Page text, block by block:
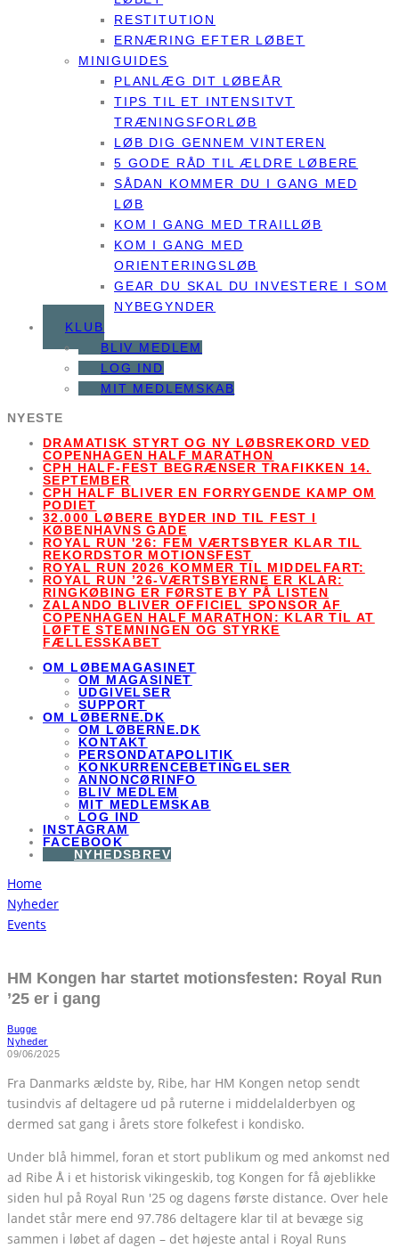
RESTITUTION
ERNÆRING EFTER LØBET
MINIGUIDES
PLANLÆG DIT LØBEÅR
TIPS TIL ET INTENSITVT
TRÆNINGSFORLØB
LØB DIG GENNEM VINTEREN
5 GODE RÅD TIL ÆLDRE LØBERE
SÅDAN KOMMER DU I GANG MED
LØB
KOM I GANG MED TRAILLØB
KOM I GANG MED
ORIENTERINGSLØB
GEAR DU SKAL DU INVESTERE I SOM
NYBEGYNDER
KLUB
BLIV MEDLEM
LOG IND
MIT MEDLEMSKAB
NYESTE
DRAMATISK STYRT OG NY LØBSREKORD VED
COPENHAGEN HALF MARATHON
CPH HALF-FEST BEGRÆNSER TRAFIKKEN 14.
SEPTEMBER
CPH HALF BLIVER EN FORRYGENDE KAMP OM
PODIET
32.000 LØBERE BYDER IND TIL FEST I
KØBENHAVNS GADE
ROYAL RUN '26: FEM VÆRTSBYER KLAR TIL
REKORDSTOR MOTIONSFEST
ROYAL RUN 2026 KOMMER TIL MIDDELFART:
ROYAL RUN ’26-VÆRTSBYERNE ER KLAR:
RINGKØBING ER FØRSTE BY PÅ LISTEN
ZALANDO BLIVER OFFICIEL SPONSOR AF
COPENHAGEN HALF MARATHON: KLAR TIL AT
LØFTE STEMNINGEN OG STYRKE
FÆLLESSKABET
OM LØBEMAGASINET
OM MAGASINET
UDGIVELSER
SUPPORT
OM LØBERNE.DK
OM LØBERNE.DK
KONTAKT
PERSONDATAPOLITIK
KONKURRENCEBETINGELSER
ANNONCØRINFO
BLIV MEDLEM
MIT MEDLEMSKAB
LOG IND
INSTAGRAM
FACEBOOK
NYHEDSBREV
Home
Nyheder
Events
HM Kongen har startet motionsfesten: Royal Run
’25 er i gang
Bugge
Nyheder
09/06/2025
Fra Danmarks ældste by, Ribe, har HM Kongen netop sendt
tusindvis af deltagere ud på ruterne i middelalderbyen og
dermed sat gang i årets store folkefest i kondisko.
Under blå himmel, foran et stort publikum og med ankomst ned
ad Ribe Å i et historisk vikingeskib, tog Kongen for få øjeblikke
siden hul på Royal Run '25 og dagens første distance. Over hele
landet står mere end 97.786 deltagere klar til at bevæge sig
sammen i løbet af dagen – det højeste antal i Royal Runs